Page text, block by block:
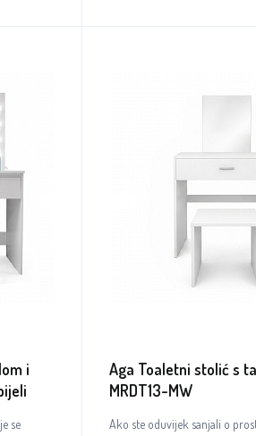
i
se
Aga Toaletni stolić s
MRDT13-MW
Ako ste oduvijek sanjali o